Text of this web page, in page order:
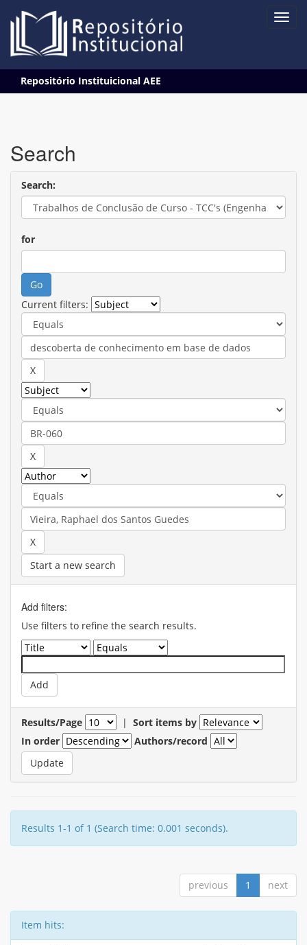
navigation
Repositório Instituicional AEE
Search
Search:
for
Current filters:
Start a new search
Add filters:
Use filters to refine the search results.
Results/Page | Sort items by
In order
Authors/record
Results 1-1 of 1 (Search time: 0.001 seconds).
previous 1 next
Item hits: